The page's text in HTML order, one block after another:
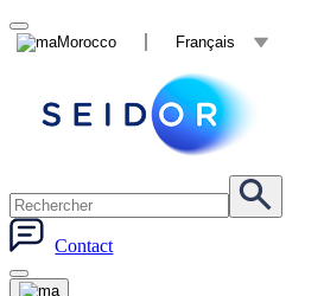
Morocco Français
Contact